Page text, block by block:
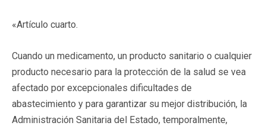
«Artículo cuarto.
Cuando un medicamento, un producto sanitario o cualquier
producto necesario para la protección de la salud se vea
afectado por excepcionales dificultades de
abastecimiento y para garantizar su mejor distribución, la
Administración Sanitaria del Estado, temporalmente,